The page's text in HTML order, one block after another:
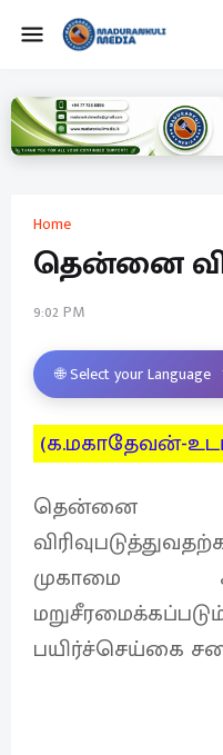
Home
தென்னை
9:02 PM
🌐 Select your Language
(க.மகாதேவன்-
தென்னை
முகாமை
பயிர்ச்செய்கை